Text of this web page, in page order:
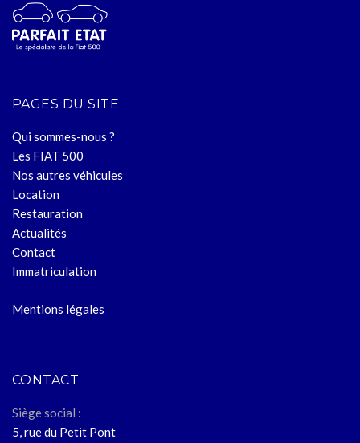
PAGES DU SITE
Qui sommes-nous ?
Les FIAT 500
Nos autres véhicules
Location
Restauration
Actualités
Contact
Immatriculation
Mentions légales
CONTACT
Siège social :
5, rue du Petit Pont